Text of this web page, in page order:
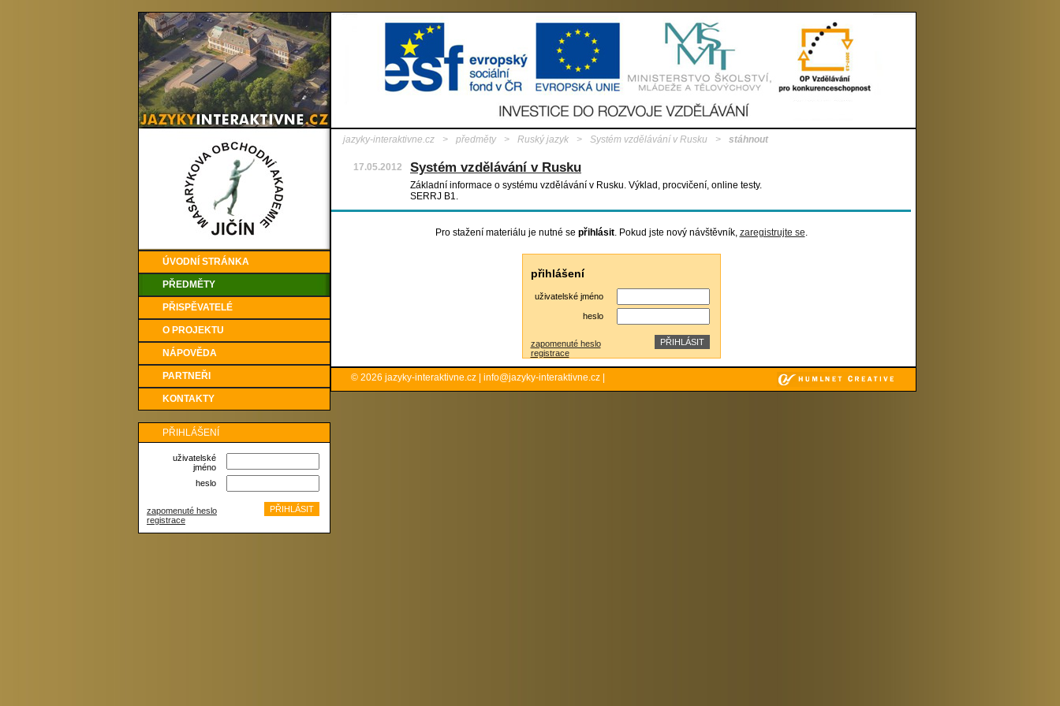
ÚVODNÍ STRÁNKA
PŘEDMĚTY
PŘISPĚVATELÉ
O PROJEKTU
NÁPOVĚDA
PARTNEŘI
KONTAKTY
PŘIHLÁŠENÍ
uživatelské
jméno
heslo
zapomenuté heslo
registrace
jazyky-interaktivne.cz > předměty > Ruský jazyk > Systém vzdělávání v Rusku > stáhnout
17.05.2012 Systém vzdělávání v Rusku
Základní informace o systému vzdělávání v Rusku. Výklad, procvičení, online testy.
SERRJ B1.
Pro stažení materiálu je nutné se přihlásit. Pokud jste nový návštěvník, zaregistrujte se.
přihlášení
uživatelské jméno
heslo
zapomenuté heslo
registrace
© 2026 jazyky-interaktivne.cz info@jazyky-interaktivne.cz